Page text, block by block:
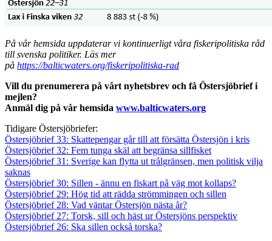
På vår hemsida uppdaterar vi kontinuerligt våra fiskeripolitiska råd
till svenska politiker. Läs mer
på https://balticwaters.org/fiskeripolitiska-rad
Vill du prenumerera på vårt nyhetsbrev och få Östersjöbrief i
mejlen?
Anmäl dig på vår hemsida www.balticwaters.org
Tidigare Östersjöbriefer:
Östersjöbrief 33: Skattepengar går till att försätta Östersjön i kris
Östersjöbrief 32: Fem tunga skäl att begränsa sillfisket
Östersjöbrief 31: Sverige kan flytta ut trålgränsen, men politisk vilja
saknas
Östersjöbrief 30: Sillen - ännu en fiskart på väg mot kollaps?
Östersjöbrief 29: Hög tid att rädda strömmingen och sillen
Östersjöbrief 28: Vad väntar Östersjön nästa år?
Östersjöbrief 27: Torsk, sill och häst ur Östersjöns perspektiv
Östersjöbrief 26: Ska sillen också torska?